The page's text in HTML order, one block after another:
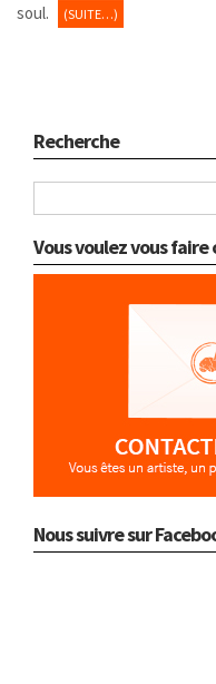
soul.
(SUITE…)
Recherche
Vous voulez vous faire
Nous suivre sur